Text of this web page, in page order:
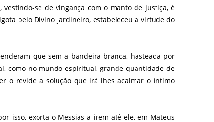
se de vingança com o manto de justiça, é
pelo Divino Jardineiro, estabeleceu a virtude do
que sem a bandeira branca, hasteada por
como no mundo espiritual, grande quantidade de
o revide a solução que irá lhes acalmar o íntimo
isso, exorta o Messias a irem até ele, em Mateus